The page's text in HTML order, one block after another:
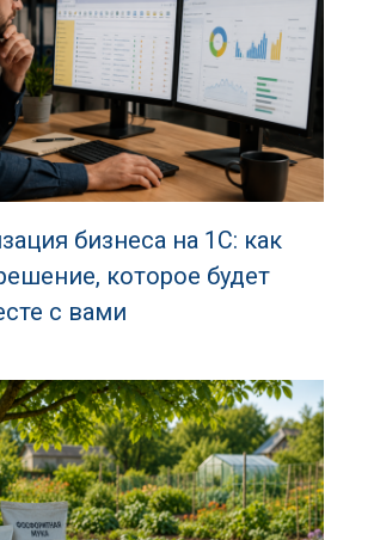
бизнеса на 1С: как
которое будет
с вами